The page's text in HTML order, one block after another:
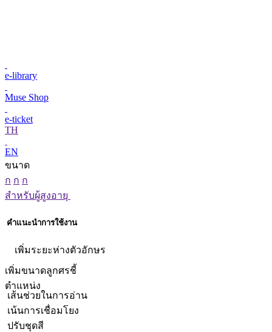
e-library
Muse Shop
e-ticket
TH
EN
ขนาด
ก ก ก
สำหรับผู้สูงอายุ
คำแนะนำการใช้งาน
เพิ่มระยะห่างตัวอักษร
เพิ่มขนาดลูกศรชี้
ตำแหน่ง
เส้นช่วยในการอ่าน
เน้นการเชื่อมโยง
ปรับชุดสี